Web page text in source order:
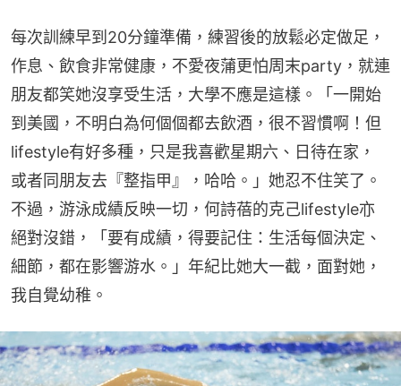
每次訓練早到20分鐘準備，練習後的放鬆必定做足，
作息、飲食非常健康，不愛夜蒲更怕周末party，就連
朋友都笑她沒享受生活，大學不應是這樣。「一開始
到美國，不明白為何個個都去飲酒，很不習慣啊！但
lifestyle有好多種，只是我喜歡星期六、日待在家，
或者同朋友去『整指甲』，哈哈。」她忍不住笑了。
不過，游泳成績反映一切，何詩蓓的克己lifestyle亦
絕對沒錯，「要有成績，得要記住：生活每個決定、
細節，都在影響游水。」年紀比她大一截，面對她，
我自覺幼稚。